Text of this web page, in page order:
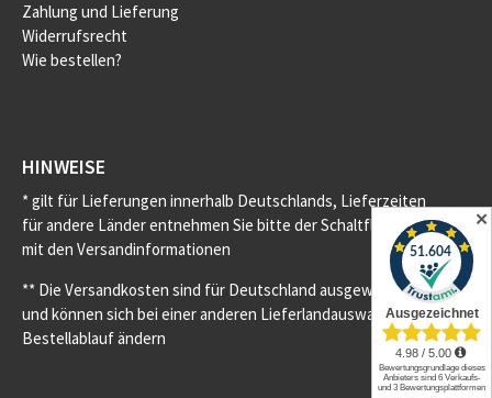
Zahlung und Lieferung
Widerrufsrecht
Wie bestellen?
HINWEISE
* gilt für Lieferungen innerhalb Deutschlands, Lieferzeiten
für andere Länder entnehmen Sie bitte der Schaltfläche
mit den Versandinformationen
** Die Versandkosten sind für Deutschland ausgewiesen
und können sich bei einer anderen Lieferlandauswahl im
Bestellablauf ändern
✕